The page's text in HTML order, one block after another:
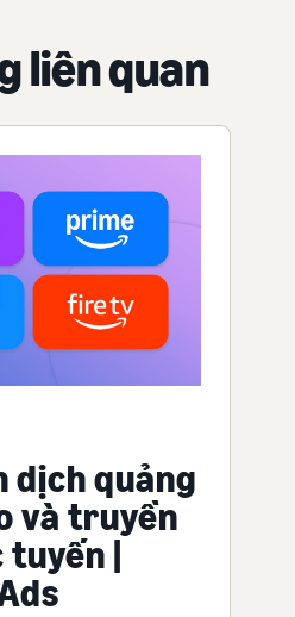
liên quan
dịch quảng
và truyền
|